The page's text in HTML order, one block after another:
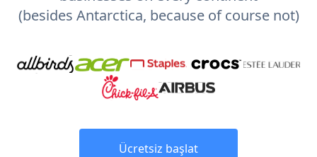
(besides Antarctica, because of course not)
Ücretsiz başlat